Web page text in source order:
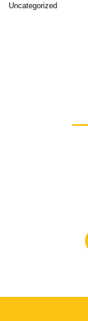
Uncategorized